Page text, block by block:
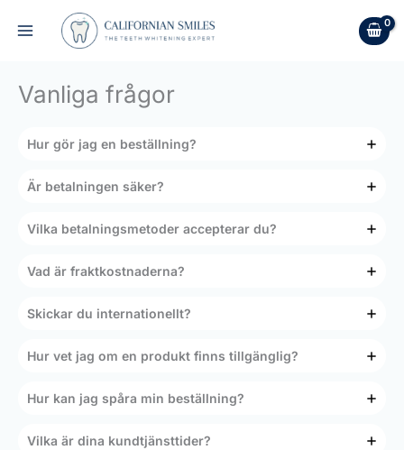
Vanliga frågor
Hur gör jag en beställning?
Är betalningen säker?
Vilka betalningsmetoder accepterar du?
Vad är fraktkostnaderna?
Skickar du internationellt?
Hur vet jag om en produkt finns tillgänglig?
Hur kan jag spåra min beställning?
Vilka är dina kundtjänsttider?